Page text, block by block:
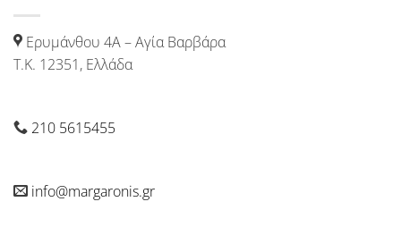
Ερυμάνθου 4Α – Αγία Βαρβάρα
Τ.Κ. 12351, Ελλάδα
210 5615455
info@margaronis.gr